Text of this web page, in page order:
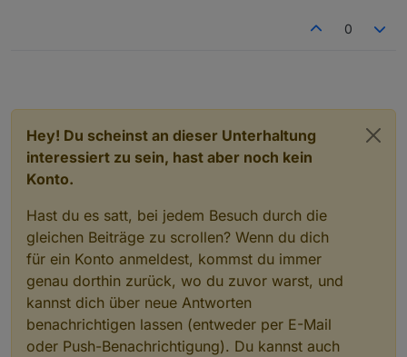
0
Hey! Du scheinst an dieser Unterhaltung
interessiert zu sein, hast aber noch kein
Konto.
Hast du es satt, bei jedem Besuch durch die
gleichen Beiträge zu scrollen? Wenn du dich
für ein Konto anmeldest, kommst du immer
genau dorthin zurück, wo du zuvor warst, und
kannst dich über neue Antworten
benachrichtigen lassen (entweder per E-Mail
oder Push-Benachrichtigung). Du kannst auch